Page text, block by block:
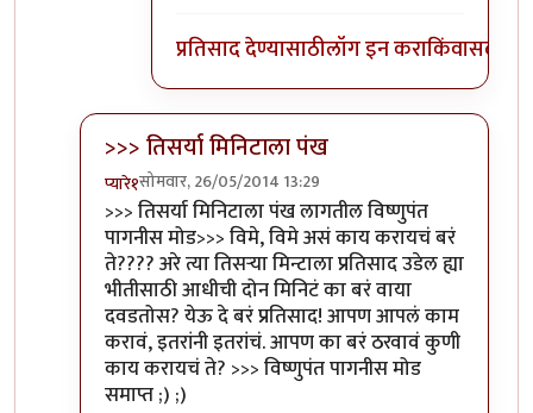
प्रतिसाद देण्यासाठीलॉग इन कराकिंवासदस्य
>>> तिसर्या मिनिटाला पंख
प्यारे१सोमवार, 26/05/2014 13:29
In reply toयावर एक खणखणित उत्तर दिलेby
>>> तिसर्या मिनिटाला पंख लागतील विष्णुपंत
पागनीस मोड>>> विमे, विमे असं काय करायचं बरं
ते???? अरे त्या तिसर्‍या मिन्टाला प्रतिसाद उडेल ह्या
भीतीसाठी आधीची दोन मिनिटं का बरं वाया
दवडतोस? येऊ दे बरं प्रतिसाद! आपण आपलं काम
करावं, इतरांनी इतरांचं. आपण का बरं ठरवावं कुणी
काय करायचं ते? >>> विष्णुपंत पागनीस मोड
समाप्त ;) ;)